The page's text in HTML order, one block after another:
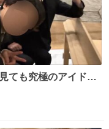
ても究極のアイドル